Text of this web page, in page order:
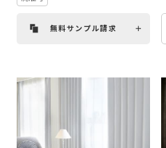
無料サンプル請求